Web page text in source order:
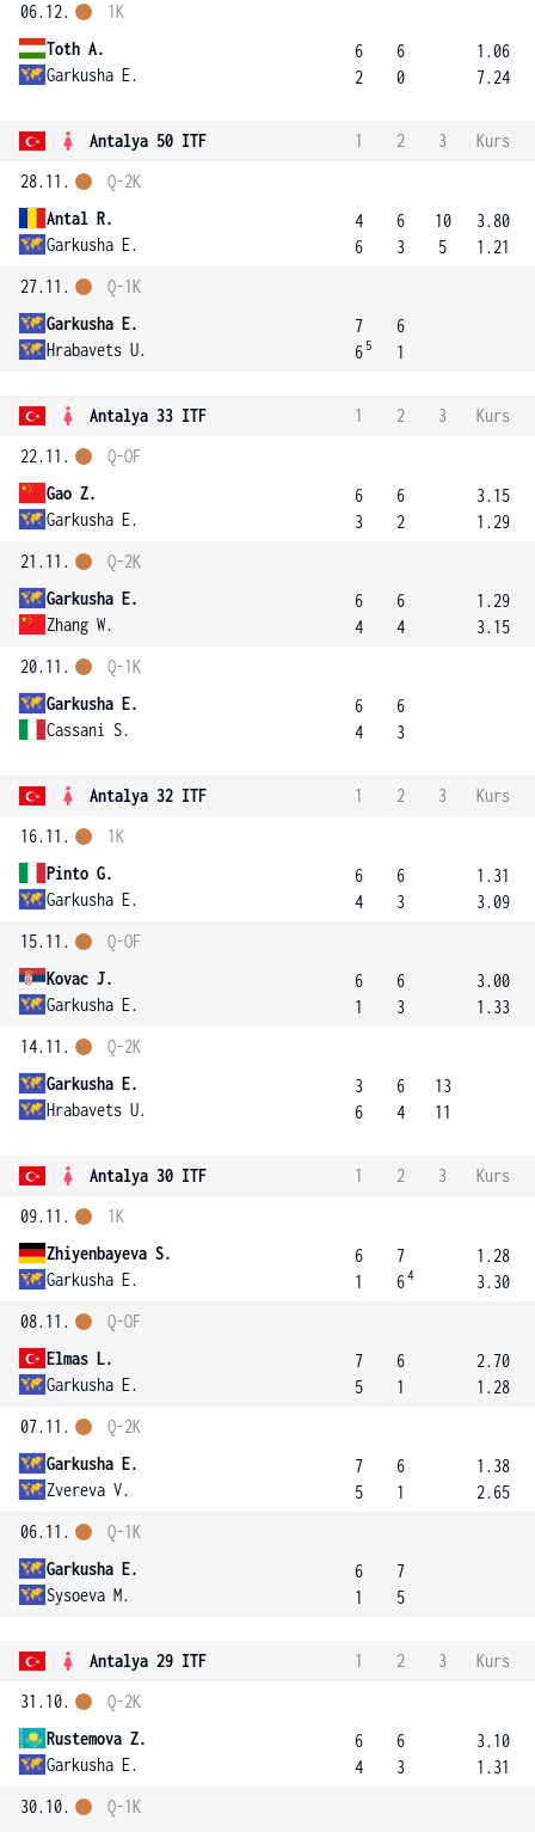
06.12.
Toth A.
Garkusha E.
1K
6
2
6
0
1.06
7.24
Antalya 50 ITF 1 2 3
Kurs
28.11.
Antal R.
Garkusha E.
Q-2K
4
6
6
3
10
5
3.80
1.21
27.11.
Garkusha E.
Hrabavets U.
Q-1K
7
6 5
6
1
Antalya 33 ITF 1 2 3
Kurs
22.11.
Gao Z.
Garkusha E.
Q-OF
6
3
6
2
3.15
1.29
21.11.
Garkusha E.
Zhang W.
Q-2K
6
4
6
4
1.29
3.15
20.11.
Garkusha E.
Cassani S.
Q-1K
6
4
6
3
Antalya 32 ITF 1 2 3
Kurs
16.11.
Pinto G.
Garkusha E.
1K
6
4
6
3
1.31
3.09
15.11.
Kovac J.
Garkusha E.
Q-OF
6
1
6
3
3.00
1.33
14.11.
Garkusha E.
Hrabavets U.
Q-2K
3
6
6
4
13
11
Antalya 30 ITF 1 2 3
Kurs
09.11.
Zhiyenbayeva S.
Garkusha E.
1K
6
1
7
64
1.28
3.30
08.11.
Elmas L.
Garkusha E.
Q-OF
7
5
6
1
2.70
1.28
07.11.
Garkusha E.
Zvereva V.
Q-2K
7
5
6
1
1.38
2.65
06.11.
Garkusha E.
Sysoeva M.
Q-1K
6
1
7
5
Antalya 29 ITF 1 2 3
Kurs
31.10.
Rustemova Z.
Garkusha E.
Q-2K
6
4
6
3
3.10
1.31
30.10.
Q-1K